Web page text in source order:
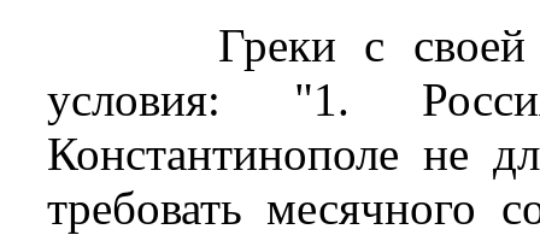
Греки с
условия: "1.
Константинополе не
требовать месячного